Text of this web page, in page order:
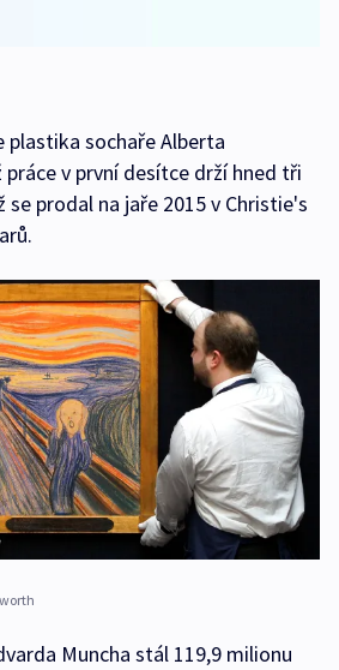
plastika sochaře Alberta
v první desítce drží hned tři
prodal na jaře 2015 v Christie's
Muncha stál 119,9 milionu